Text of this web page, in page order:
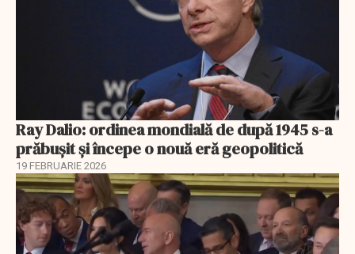
Ray Dalio: ordinea mondială de după 1945 s-a
prăbușit și începe o nouă eră geopolitică
19 FEBRUARIE 2026